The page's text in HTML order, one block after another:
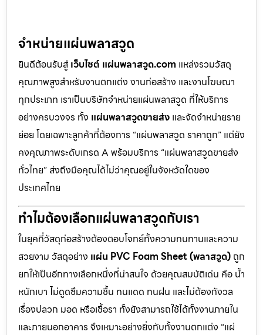
จำหน่ายแผ่นพลาสวูด
ยินดีต้อนรับสู่ เว็บไซต์ แผ่นพลาสวูด.com แหล่งรวมวัสดุ
คุณภาพสูงสำหรับงานตกแต่ง งานก่อสร้าง และงานโฆษณา
ทุกประเภท เราเป็นบริษัทจำหน่ายแผ่นพลาสวูด ที่ให้บริการ
อย่างครบวงจร ทั้ง แผ่นพลาสวูดขายส่ง และจัดจำหน่ายราย
ย่อย โดยเฉพาะลูกค้าที่ต้องการ “แผ่นพลาสวูด ราคาถูก” แต่ยัง
คงคุณภาพระดับเกรด A พร้อมบริการ “แผ่นพลาสวูดขายส่ง
ทั่วไทย” ส่งถึงมือคุณได้ไม่ว่าคุณอยู่ในจังหวัดใดของ
ประเทศไทย
ทำไมต้องเลือกแผ่นพลาสวูดกับเรา
ในยุคที่วัสดุก่อสร้างต้องตอบโจทย์ทั้งความทนทานและความ
สวยงาม วัสดุอย่าง แผ่น PVC Foam Sheet (พลาสวูด) ถูก
ยกให้เป็นอีกทางเลือกหนึ่งที่น่าสนใจ ด้วยคุณสมบัติเด่น คือ น้ำ
หนักเบา ไม่ดูดซึมความชื้น ทนแดด ทนฝน และไม่ต้องกังวล
เรื่องปลวก มอด หรือเชื้อรา ทั้งยังสามารถใช้ได้ทั้งงานภายใน
และภายนอกอาคาร จึงเหมาะอย่างยิ่งกับทั้งงานตกแต่ง “แผ่